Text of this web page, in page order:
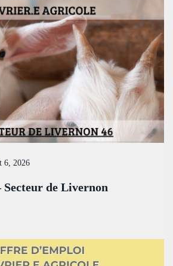
6, 2026
de Livernon